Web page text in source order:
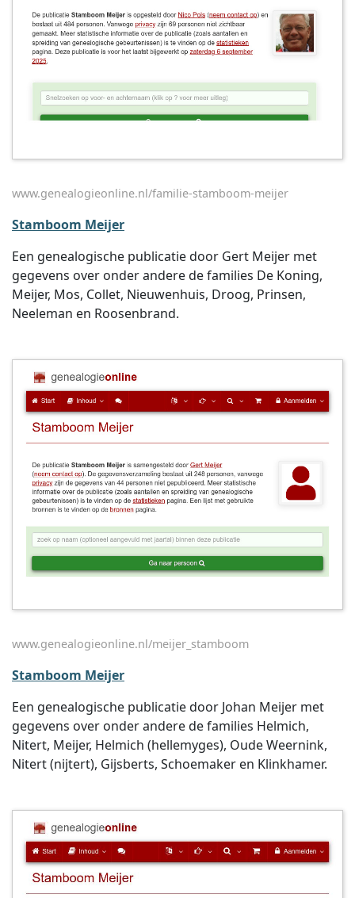
www.genealogieonline.nl/familie-stamboom-meijer
Stamboom Meijer
Een genealogische publicatie door Gert Meijer met
gegevens over onder andere de families De Koning,
Meijer, Mos, Collet, Nieuwenhuis, Droog, Prinsen,
Neeleman en Roosenbrand.
www.genealogieonline.nl/meijer_stamboom
Stamboom Meijer
Een genealogische publicatie door Johan Meijer met
gegevens over onder andere de families Helmich,
Nitert, Meijer, Helmich (hellemyges), Oude Weernink,
Nitert (nijtert), Gijsberts, Schoemaker en Klinkhamer.